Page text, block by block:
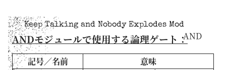
Keep Talking and Nobody Explodes Mod
AND
ANDモジュールで使用する論理ゲート：
記号／名前
意味